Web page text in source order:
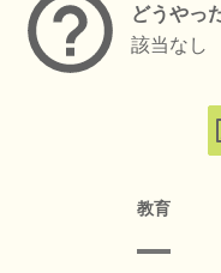
どうやっ
該当なし
教育